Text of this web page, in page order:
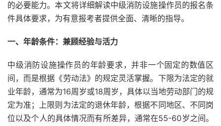
的必要能力。本文将详细解读中级消防设施操作员的报名条
件具体要求，为有意报考者提供全面、清晰的指导。
一、年龄条件：兼顾经验与活力
中级消防设施操作员的年龄要求，并非一个固定的数值区
间，而是根据《劳动法》的规定灵活掌握。下限为法定的就
业年龄，通常为16周岁或18周岁，具体以当地劳动部门的规
定为准；上限则为法定的退休年龄，根据不同地区、不同岗
位以及个人的具体情况而有所差异，通常在55-60岁之间。